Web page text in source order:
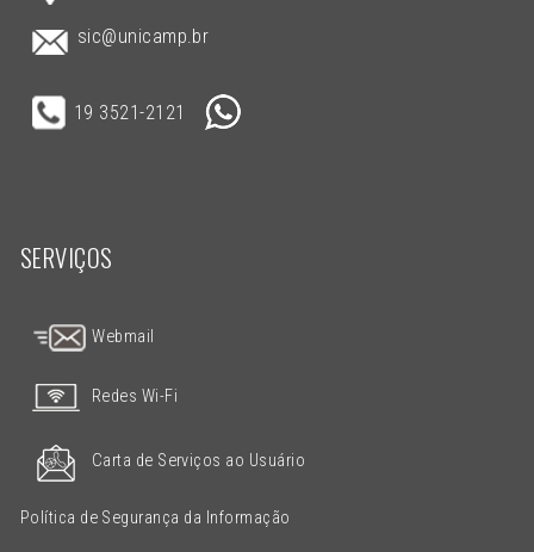
sic@unicamp.br
19 3521-2121
SERVIÇOS
Webmail
Redes Wi-Fi
Carta de Serviços ao Usuário
Política de Segurança da Informação